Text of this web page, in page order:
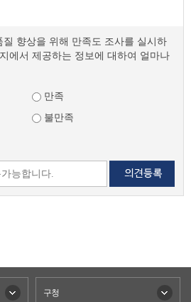
질 향상을 위해 만족도 조사를 실시하
에서 제공하는 정보에 대하여 얼마나
만족
불만족
구청